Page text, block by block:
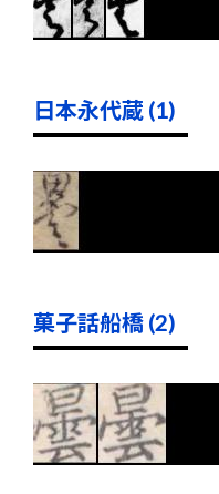
日本永代蔵 (1)
菓子話船橋 (2)